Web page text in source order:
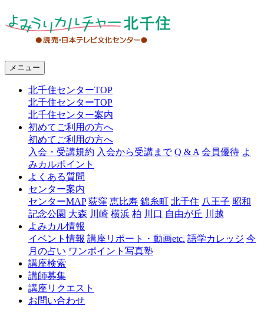
ャ
千
メニュー
北千住センターTOP
北千住センターTOP
北千住センター案内
初めてご利用の方へ
初めてご利用の方へ
入会・受講規約 入会から受講まで Q & A 会員優待 よ
みカルポイント
よくある質問
センター案内
センターMAP 荻窪 恵比寿 錦糸町 北千住 八王子 昭和
記念公園 大森 川崎 横浜 柏 川口 自由が丘 川越
よみカル情報
イベント情報 講座リポート・動画etc. 語学カレッジ 今
月の占い ワンポイント写真塾
講座検索
講師募集
講座リクエスト
お問い合わせ